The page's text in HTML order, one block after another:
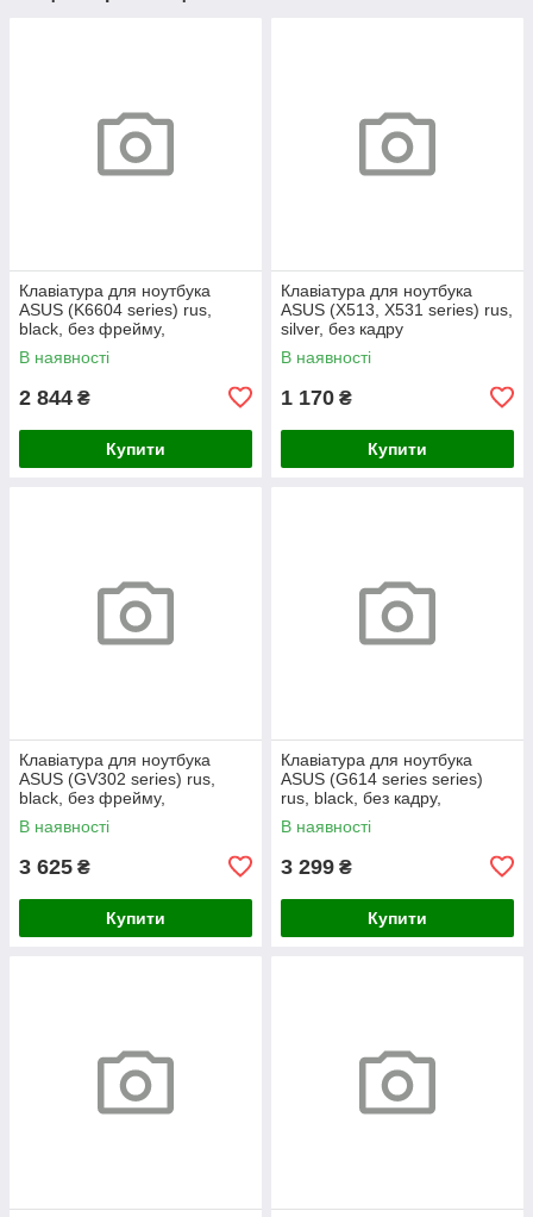
Клавіатура для ноутбука
ASUS (K6604 series) rus,
black, без фрейму,
підсвічування клавіш (Red
Esc)
В наявності
2 844 ₴
Купити
Клавіатура для ноутбука
ASUS (X513, X531 series) rus,
silver, без кадру
В наявності
1 170 ₴
Купити
Клавіатура для ноутбука
ASUS (GV302 series) rus,
black, без фрейму,
підсвічування клавіш
В наявності
3 625 ₴
Купити
Клавіатура для ноутбука
ASUS (G614 series series)
rus, black, без кадру,
підсвічування клавіш (RGB 4)
В наявності
3 299 ₴
Купити